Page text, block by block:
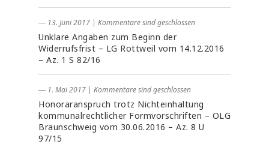
― 13. Juni 2017 | Kommentare sind geschlossen
Unklare Angaben zum Beginn der
Widerrufsfrist – LG Rottweil vom 14.12.2016
– Az. 1 S 82/16
― 1. Mai 2017 | Kommentare sind geschlossen
Honoraranspruch trotz Nichteinhaltung
kommunalrechtlicher Formvorschriften – OLG
Braunschweig vom 30.06.2016 – Az. 8 U
97/15